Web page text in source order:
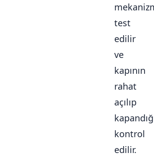
test
edilir
ve
kapının
rahat
açılıp
kontrol
edilir.